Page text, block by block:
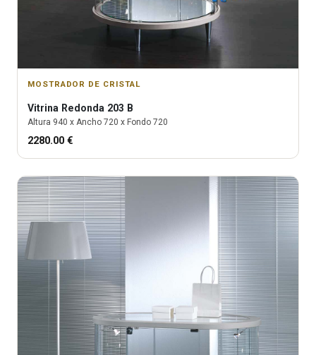
MOSTRADOR DE CRISTAL
Vitrina Redonda 203 B
Altura 940 x Ancho 720 x Fondo 720
2280.00 €